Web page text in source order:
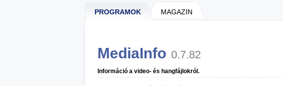
PROGRAMOK MAGAZIN
MediaInfo 0.7.82
Információ a video- és hangfájlokról.